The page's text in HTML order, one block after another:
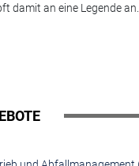
damit an eine Legende an.